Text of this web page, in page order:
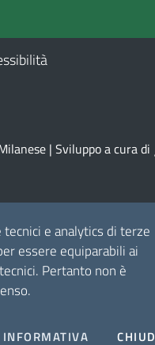
e analytics di terze
essere equiparabili ai
Pertanto non è
INFORMATIVA
| Sviluppo a cura di